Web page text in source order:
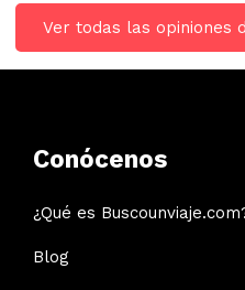
Ver todas las opiniones
Conócenos
¿Qué es
Blog